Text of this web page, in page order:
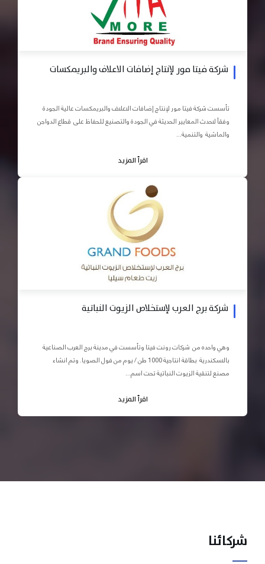
شركة فيتا مور لإنتاج إضافات الاعلاف والبريمكسات
تأسست شركة فيتا مور لإنتاج إضافات الاعلاف والبريمكسات عالية الجودة
وفقاً لاحدث المعايير الحديثة في الجودة والتصنيع للحفاظ على قطاع الدواجن
والماشية والتنمية...
اقرأ المزيد
شركة برج العرب لإستخلاص الزيوت النباتية
وهي واحده من شركات رونت فيتا وتأسست في مدينة برج العرب الصناعية
بالاسكندرية بطاقة انتاجية 1000 طن / يوم من فول الصويا. وتم انشاء
مصنع لتنقية الزيوت النباتية تحت اسم...
اقرأ المزيد
شركائنا